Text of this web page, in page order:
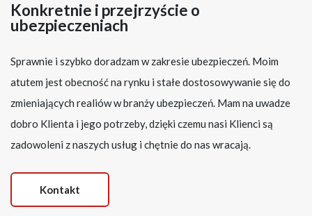
Konkretnie i przejrzyście o
ubezpieczeniach
Sprawnie i szybko doradzam w zakresie ubezpieczeń. Moim
atutem jest obecność na rynku i stałe dostosowywanie się do
zmieniających realiów w branży ubezpieczeń. Mam na uwadze
dobro Klienta i jego potrzeby, dzięki czemu nasi Klienci są
zadowoleni z naszych usług i chętnie do nas wracają.
Kontakt